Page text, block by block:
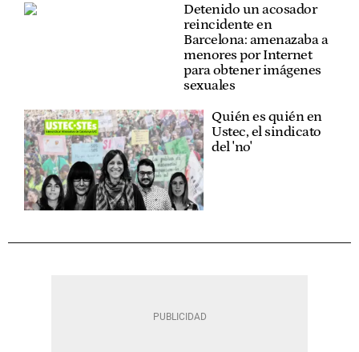
Detenido un acosador
reincidente en
Barcelona: amenazaba a
menores por Internet
para obtener imágenes
sexuales
Quién es quién en
Ustec, el sindicato
del 'no'